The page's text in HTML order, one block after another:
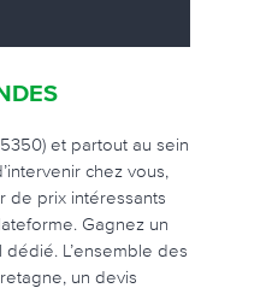
et partout au sein
chez vous,
de prix intéressants
Gagnez un
L’ensemble des
un devis